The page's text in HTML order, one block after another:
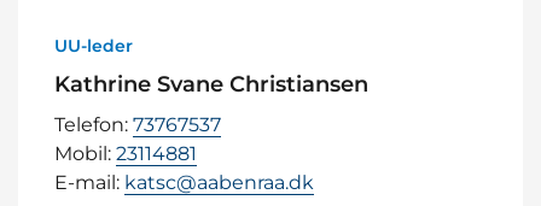
UU-leder
Kathrine Svane Christiansen
Telefon: 73767537
Mobil: 23114881
E-mail: katsc@aabenraa.dk